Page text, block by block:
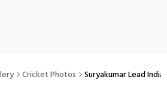
Cricket Photos Suryakumar Lead